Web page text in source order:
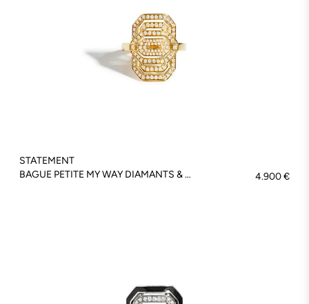
STATEMENT
BAGUE PETITE MY WAY DIAMANTS & OR JAUNE - FSJ460
4.900 €